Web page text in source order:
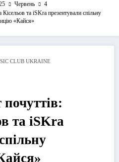
Червень
4
Кісельов та iSKra презентували спільну
«Кайся»
CLUB UKRAINE
та iSKra